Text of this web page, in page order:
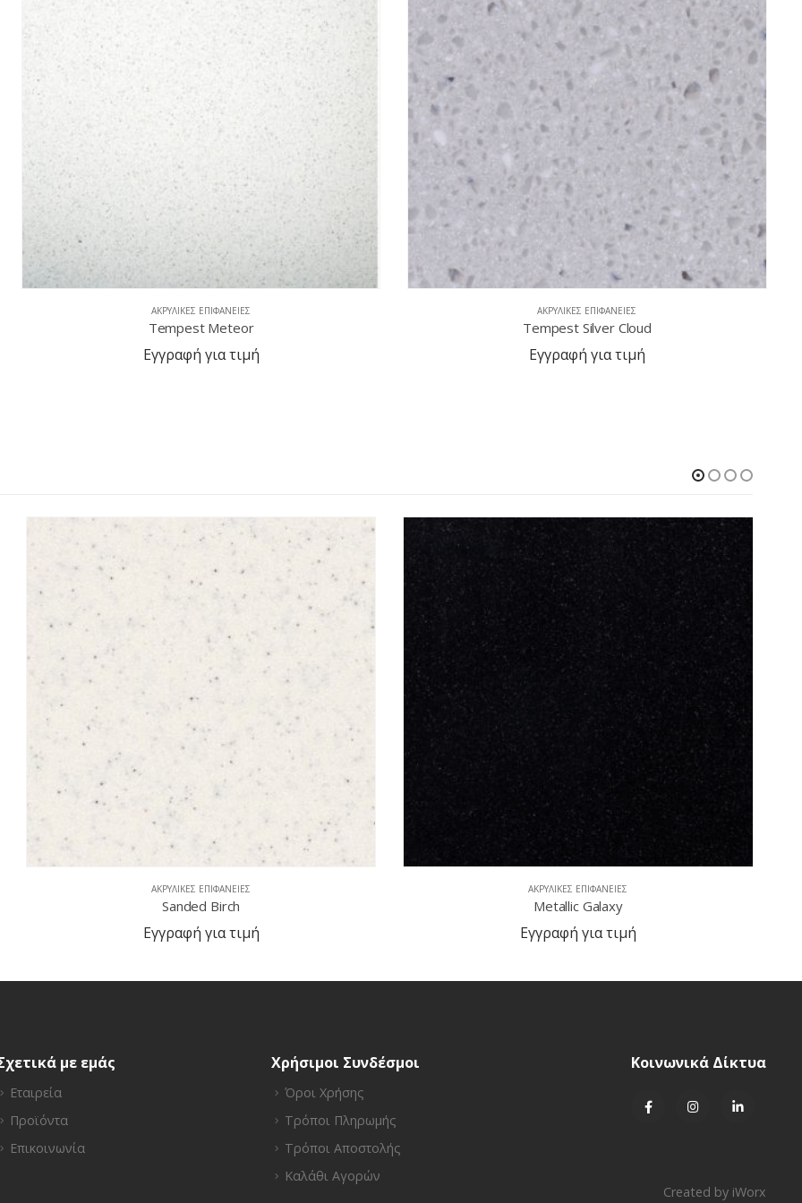
ΑΚΡΥΛΙΚΈΣ ΕΠΙΦΆΝΕΙΕΣ
Tempest Silver Cloud
Εγγραφή για τιμή
ΑΚΡΥΛΙΚΈΣ ΕΠΙΦΆΝΕΙΕΣ
Tempest Rattan
Εγγραφή για τιμή
ΑΚΡΥΛΙΚΈΣ ΕΠΙΦΆΝΕΙΕΣ
Metallic Galaxy
Εγγραφή για τιμή
ΑΚΡΥΛΙΚΈΣ ΕΠΙΦΆΝΕΙΕΣ
Quarry Starred
Εγγραφή για τιμή
με εμάς
Εταιρεία
Προϊόντα
Επικοινωνία
Χρήσιμοι Συνδέσμοι
Όροι Χρήσης
Τρόποι Πληρωμής
Τρόποι Αποστολής
Καλάθι Αγορών
Κοινωνικά Δίκτυα
Created by iWorx